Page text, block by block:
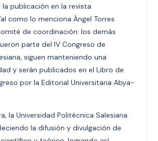
publicación en la revista
como lo menciona Ángel Torres
de coordinación: los demás
parte del IV Congreso de
siguen manteniendo una
y serán publicados en el Libro de
por la Editorial Universitaria Abya-
la Universidad Politécnica Salesiana
la difusión y divulgación de